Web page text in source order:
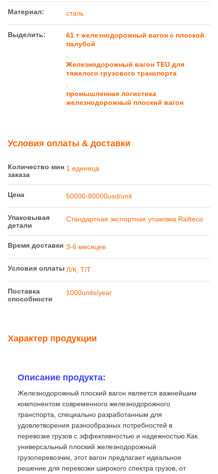
Материал: сталь
Выделить:
61 т железнодорожный вагон с плоской
палубой
Железнодорожный вагон TEU для
тяжелого грузового транспорта
промышленная логистика
железнодорожный плоский вагон
Условия оплаты & доставки
Количество мин
заказа
1 единица
Цена 50000-80000usd/unit
Упаковывая
детали
Стандартная экспортная упаковка Railteco
Время доставки 3-6 месяцев
Условия оплаты Л/К, Т/Т
Поставка
способности
1000units/year
Характер продукции
Описание продукта:
Железнодорожный плоский вагон является важнейшим
компонентом современного железнодорожного
транспорта, специально разработанным для
удовлетворения разнообразных потребностей в
перевозке грузов с эффективностью и надежностью.Как
универсальный плоский железнодорожный
грузоперевозчик, этот вагон предлагает идеальное
решение для перевозки широкого спектра грузов, от